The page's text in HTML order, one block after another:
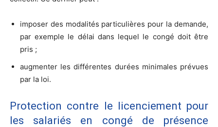
imposer des modalités particulières pour la demande,
par exemple le délai dans lequel le congé doit être
pris ;
augmenter les différentes durées minimales prévues
par la loi.
Protection contre le licenciement pour
les salariés en congé de présence